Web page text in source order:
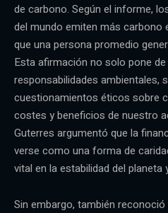
de carbono. Según el informe,
del mundo emiten más carbono
que una persona promedio
Esta afirmación no solo pone
responsabilidades ambientales,
cuestionamientos éticos sobre
costes y beneficios de nuestro
Guterres argumentó que la
verse como una forma de
vital en la estabilidad del
Sin embargo, también